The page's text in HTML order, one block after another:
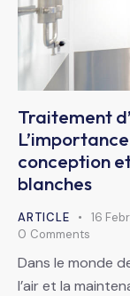
Traitement
conception
blanches
ARTICLE 16
0 Comments
Dans le monde
l’air et la